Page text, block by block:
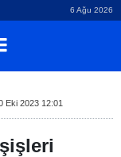
6 Ağu 2026
Eki 2023 12:01